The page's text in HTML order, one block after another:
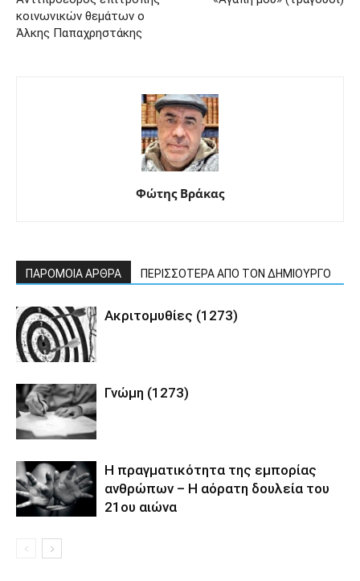
κοινωνικών θεμάτων ο
Άλκης Παπαχρηστάκης
Φώτης Βράκας
ΠΑΡΟΜΟΙΑ ΑΡΘΡΑ ΠΕΡΙΣΣΟΤΕΡΑ ΑΠΟ ΤΟΝ ΔΗΜΙΟΥΡΓΟ
Ακριτομυθίες (1273)
Γνώμη (1273)
Η πραγματικότητα της εμπορίας
ανθρώπων – Η αόρατη δουλεία του
21ου αιώνα